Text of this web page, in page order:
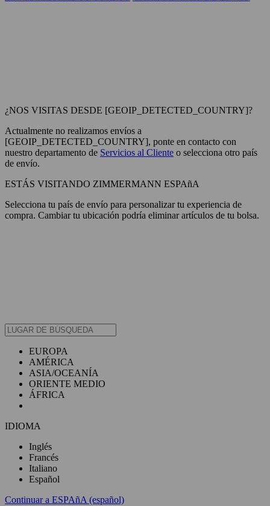
¿NOS VISITAS DESDE [GEOIP_DETECTED_COUNTRY]?
Actualmente no realizamos envíos a
[GEOIP_DETECTED_COUNTRY], ponte en contacto con
nuestro departamento de Servicios al Cliente o selecciona otro país
de envío.
ESTÁS VISITANDO ZIMMERMANN ESPAñA
Selecciona tu país de envío para personalizar tu experiencia de
compra. Cambiar tu ubicación podría eliminar artículos de tu bolsa.
EUROPA
AMÉRICA
ASIA/OCEANÍA
ORIENTE MEDIO
ÁFRICA
IDIOMA
Inglés
Francés
Italiano
Español
Continuar a ESPAñA (español)